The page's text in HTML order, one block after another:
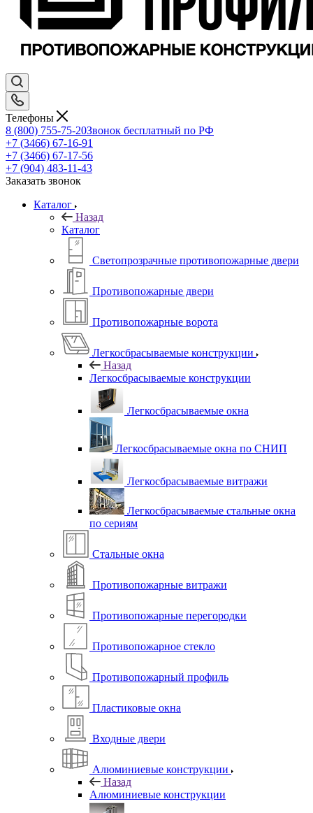
Телефоны
8 (800) 755-75-20Звонок бесплатный по РФ
+7 (3466) 67-16-91
+7 (3466) 67-17-56
+7 (904) 483-11-43
Заказать звонок
Каталог
Назад
Каталог
Светопрозрачные противопожарные двери
Противопожарные двери
Противопожарные ворота
Легкосбрасываемые конструкции
Назад
Легкосбрасываемые конструкции
Легкосбрасываемые окна
Легкосбрасываемые окна по СНИП
Легкосбрасываемые витражи
Легкосбрасываемые стальные окна
по сериям
Стальные окна
Противопожарные витражи
Противопожарные перегородки
Противопожарное стекло
Противопожарный профиль
Пластиковые окна
Входные двери
Алюминиевые конструкции
Назад
Алюминиевые конструкции